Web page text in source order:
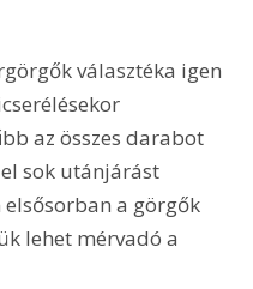
választéka igen
az összes darabot
sok utánjárást
a görgők
lehet mérvadó a